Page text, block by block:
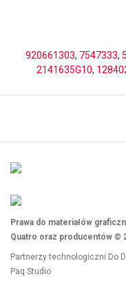
920661303, 7547333,
2141635G10,
Prawa do materiałów
Quatro oraz producentów ©
Partnerzy technologiczni Do
Paq Studio